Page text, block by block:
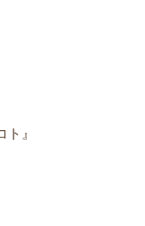
ト』